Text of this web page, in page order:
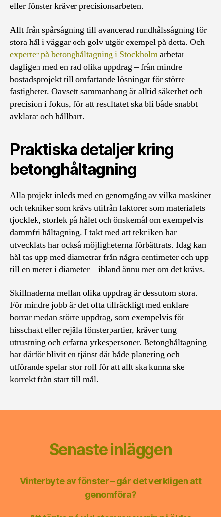
eller fönster kräver precisionsarbeten.
Allt från spårsågning till avancerad rundhålssågning för
stora hål i väggar och golv utgör exempel på detta. Och
experter på betonghåltagning i Stockholmarbetar
dagligen med en rad olika uppdrag – från mindre
bostadsprojekt till omfattande lösningar för större
fastigheter. Oavsett sammanhang är alltid säkerhet och
precision i fokus, för att resultatet ska bli både snabbt
avklarat och hållbart.
Praktiska detaljer kring
betonghåltagning
Alla projekt inleds med en genomgång av vilka maskiner
och tekniker som krävs utifrån faktorer som materialets
tjocklek, storlek på hålet och önskemål om exempelvis
dammfri håltagning. I takt med att tekniken har
utvecklats har också möjligheterna förbättrats. Idag kan
hål tas upp med diametrar från några centimeter och upp
till en meter i diameter – ibland ännu mer om det krävs.
Skillnaderna mellan olika uppdrag är dessutom stora.
För mindre jobb är det ofta tillräckligt med enklare
borrar medan större uppdrag, som exempelvis för
hisschakt eller rejäla fönsterpartier, kräver tung
utrustning och erfarna yrkespersoner. Betonghåltagning
har därför blivit en tjänst där både planering och
utförande spelar stor roll för att allt ska kunna ske
korrekt från start till mål.
Senaste inläggen
Vinterbyte av fönster – går det verkligen att
genomföra?